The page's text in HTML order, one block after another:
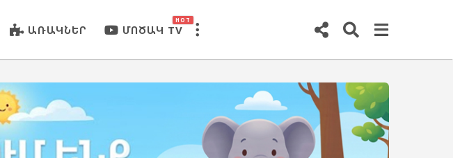
ԱՌԱԿՆԵՐ ՄՈԾԱԿ TV
HOT